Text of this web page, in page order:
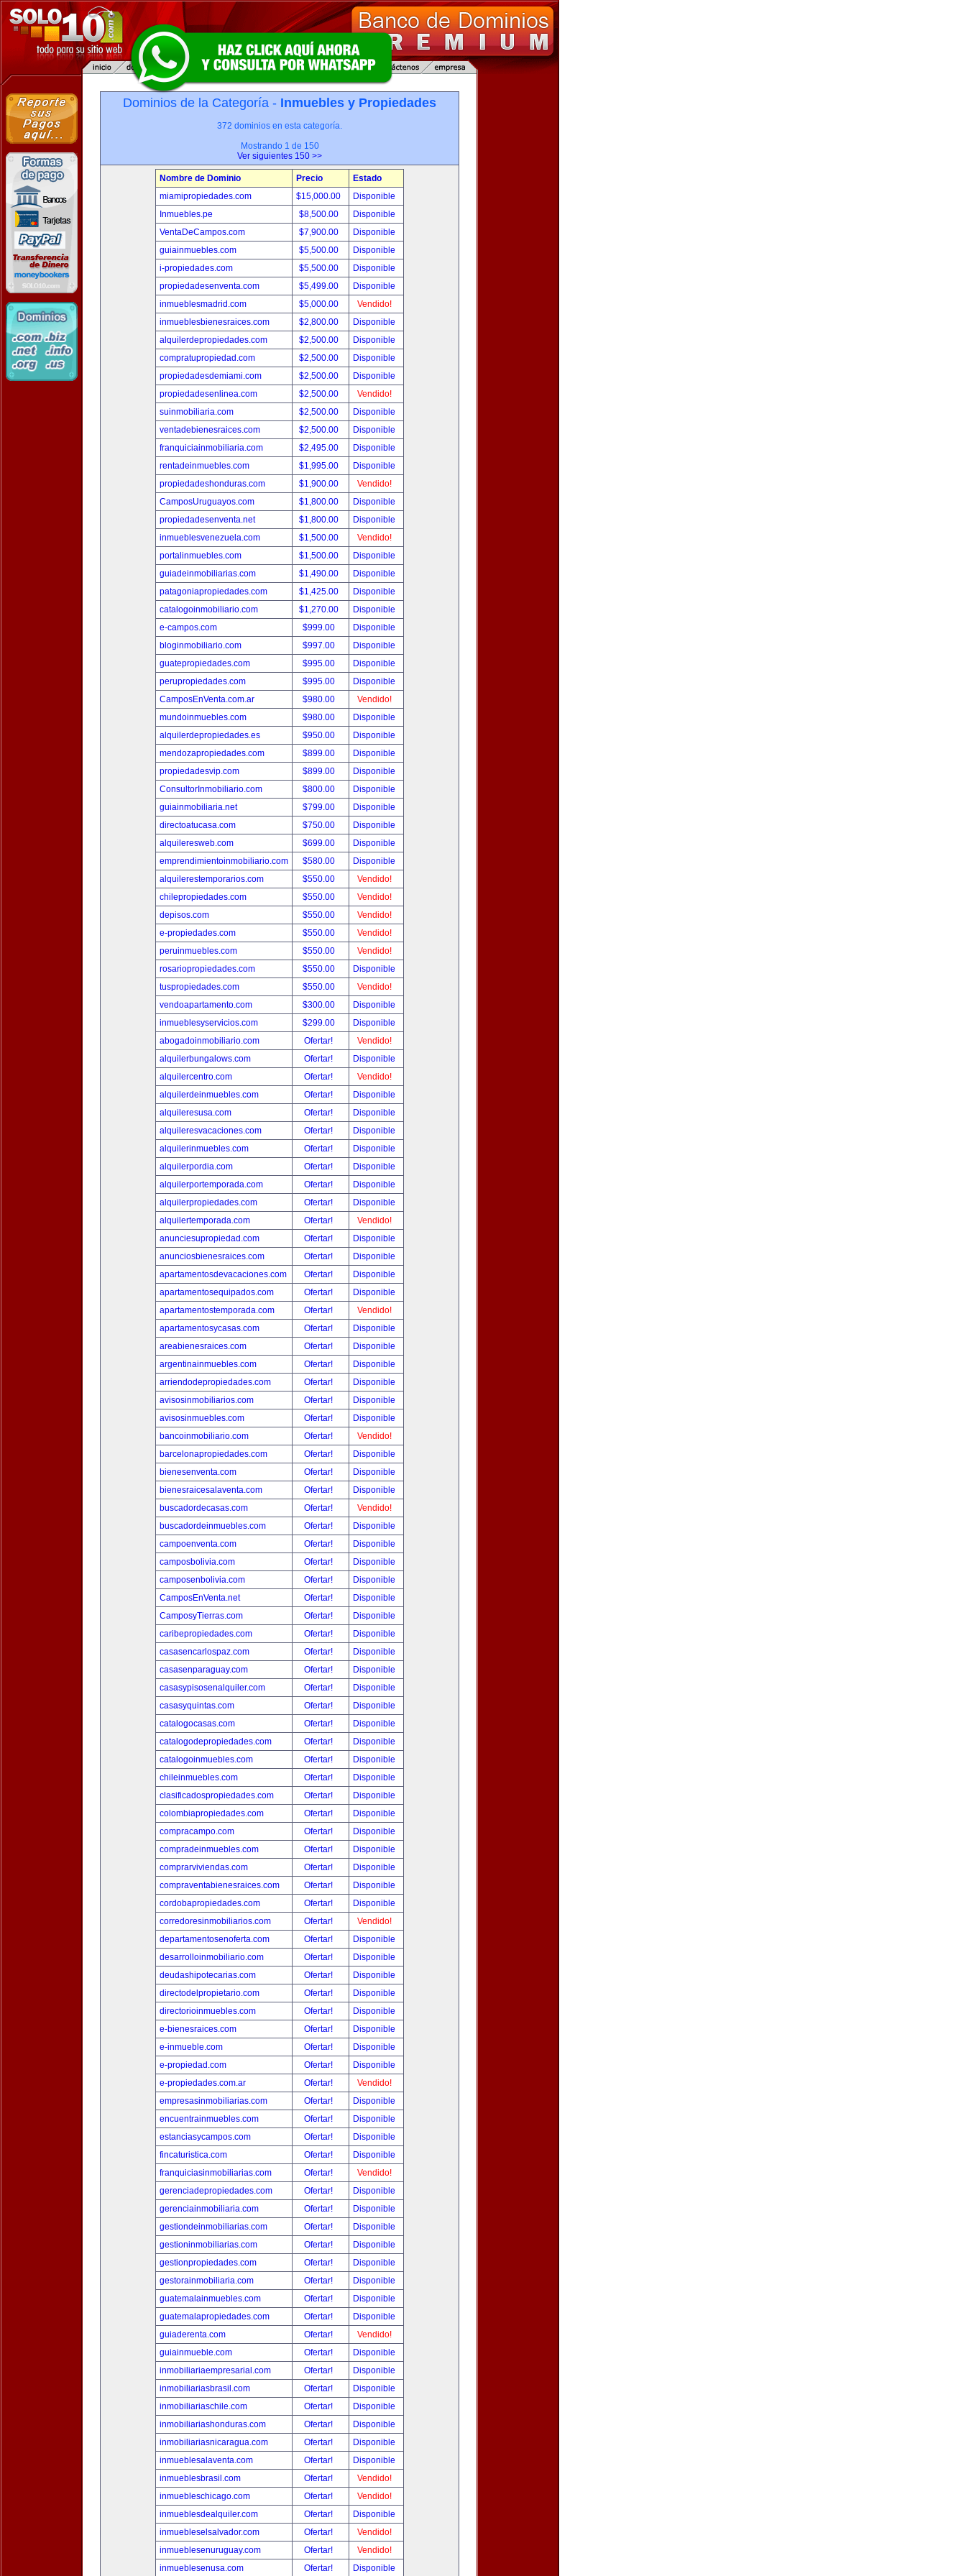
Dominios de la Categoría - Inmuebles y Propiedades
372 dominios en esta categoría.
Mostrando 1 de 150
Ver siguientes 150 >>
Nombre de Dominio Precio
Estado
miamipropiedades.com
$15,000.00
Disponible
Inmuebles.pe
$8,500.00
Disponible
VentaDeCampos.com
$7,900.00
Disponible
guiainmuebles.com
$5,500.00
Disponible
i-propiedades.com
$5,500.00
Disponible
propiedadesenventa.com
$5,499.00
Disponible
inmueblesmadrid.com
$5,000.00
Vendido!
inmueblesbienesraices.com
$2,800.00
Disponible
alquilerdepropiedades.com
$2,500.00
Disponible
compratupropiedad.com
$2,500.00
Disponible
propiedadesdemiami.com
$2,500.00
Disponible
propiedadesenlinea.com
$2,500.00
Vendido!
suinmobiliaria.com
$2,500.00
Disponible
ventadebienesraices.com
$2,500.00
Disponible
franquiciainmobiliaria.com
$2,495.00
Disponible
rentadeinmuebles.com
$1,995.00
Disponible
propiedadeshonduras.com
$1,900.00
Vendido!
CamposUruguayos.com
$1,800.00
Disponible
propiedadesenventa.net
$1,800.00
Disponible
inmueblesvenezuela.com
$1,500.00
Vendido!
portalinmuebles.com
$1,500.00
Disponible
guiadeinmobiliarias.com
$1,490.00
Disponible
patagoniapropiedades.com
$1,425.00
Disponible
catalogoinmobiliario.com
$1,270.00
Disponible
e-campos.com
$999.00
Disponible
bloginmobiliario.com
$997.00
Disponible
guatepropiedades.com
$995.00
Disponible
perupropiedades.com
$995.00
Disponible
CamposEnVenta.com.ar
$980.00
Vendido!
mundoinmuebles.com
$980.00
Disponible
alquilerdepropiedades.es
$950.00
Disponible
mendozapropiedades.com
$899.00
Disponible
propiedadesvip.com
$899.00
Disponible
ConsultorInmobiliario.com
$800.00
Disponible
guiainmobiliaria.net
$799.00
Disponible
directoatucasa.com
$750.00
Disponible
alquileresweb.com
$699.00
Disponible
emprendimientoinmobiliario.com
$580.00
Disponible
alquilerestemporarios.com
$550.00
Vendido!
chilepropiedades.com
$550.00
Vendido!
depisos.com
$550.00
Vendido!
e-propiedades.com
$550.00
Vendido!
peruinmuebles.com
$550.00
Vendido!
rosariopropiedades.com
$550.00
Disponible
tuspropiedades.com
$550.00
Vendido!
vendoapartamento.com
$300.00
Disponible
inmueblesyservicios.com
$299.00
Disponible
abogadoinmobiliario.com
Ofertar!
Vendido!
alquilerbungalows.com
Ofertar!
Disponible
alquilercentro.com
Ofertar!
Vendido!
alquilerdeinmuebles.com
Ofertar!
Disponible
alquileresusa.com
Ofertar!
Disponible
alquileresvacaciones.com
Ofertar!
Disponible
alquilerinmuebles.com
Ofertar!
Disponible
alquilerpordia.com
Ofertar!
Disponible
alquilerportemporada.com
Ofertar!
Disponible
alquilerpropiedades.com
Ofertar!
Disponible
alquilertemporada.com
Ofertar!
Vendido!
anunciesupropiedad.com
Ofertar!
Disponible
anunciosbienesraices.com
Ofertar!
Disponible
apartamentosdevacaciones.com
Ofertar!
Disponible
apartamentosequipados.com
Ofertar!
Disponible
apartamentostemporada.com
Ofertar!
Vendido!
apartamentosycasas.com
Ofertar!
Disponible
areabienesraices.com
Ofertar!
Disponible
argentinainmuebles.com
Ofertar!
Disponible
arriendodepropiedades.com
Ofertar!
Disponible
avisosinmobiliarios.com
Ofertar!
Disponible
avisosinmuebles.com
Ofertar!
Disponible
bancoinmobiliario.com
Ofertar!
Vendido!
barcelonapropiedades.com
Ofertar!
Disponible
bienesenventa.com
Ofertar!
Disponible
bienesraicesalaventa.com
Ofertar!
Disponible
buscadordecasas.com
Ofertar!
Vendido!
buscadordeinmuebles.com
Ofertar!
Disponible
campoenventa.com
Ofertar!
Disponible
camposbolivia.com
Ofertar!
Disponible
camposenbolivia.com
Ofertar!
Disponible
CamposEnVenta.net
Ofertar!
Disponible
CamposyTierras.com
Ofertar!
Disponible
caribepropiedades.com
Ofertar!
Disponible
casasencarlospaz.com
Ofertar!
Disponible
casasenparaguay.com
Ofertar!
Disponible
casasypisosenalquiler.com
Ofertar!
Disponible
casasyquintas.com
Ofertar!
Disponible
catalogocasas.com
Ofertar!
Disponible
catalogodepropiedades.com
Ofertar!
Disponible
catalogoinmuebles.com
Ofertar!
Disponible
chileinmuebles.com
Ofertar!
Disponible
clasificadospropiedades.com
Ofertar!
Disponible
colombiapropiedades.com
Ofertar!
Disponible
compracampo.com
Ofertar!
Disponible
compradeinmuebles.com
Ofertar!
Disponible
comprarviviendas.com
Ofertar!
Disponible
compraventabienesraices.com
Ofertar!
Disponible
cordobapropiedades.com
Ofertar!
Disponible
corredoresinmobiliarios.com
Ofertar!
Vendido!
departamentosenoferta.com
Ofertar!
Disponible
desarrolloinmobiliario.com
Ofertar!
Disponible
deudashipotecarias.com
Ofertar!
Disponible
directodelpropietario.com
Ofertar!
Disponible
directorioinmuebles.com
Ofertar!
Disponible
e-bienesraices.com
Ofertar!
Disponible
e-inmueble.com
Ofertar!
Disponible
e-propiedad.com
Ofertar!
Disponible
e-propiedades.com.ar
Ofertar!
Vendido!
empresasinmobiliarias.com
Ofertar!
Disponible
encuentrainmuebles.com
Ofertar!
Disponible
estanciasycampos.com
Ofertar!
Disponible
fincaturistica.com
Ofertar!
Disponible
franquiciasinmobiliarias.com
Ofertar!
Vendido!
gerenciadepropiedades.com
Ofertar!
Disponible
gerenciainmobiliaria.com
Ofertar!
Disponible
gestiondeinmobiliarias.com
Ofertar!
Disponible
gestioninmobiliarias.com
Ofertar!
Disponible
gestionpropiedades.com
Ofertar!
Disponible
gestorainmobiliaria.com
Ofertar!
Disponible
guatemalainmuebles.com
Ofertar!
Disponible
guatemalapropiedades.com
Ofertar!
Disponible
guiaderenta.com
Ofertar!
Vendido!
guiainmueble.com
Ofertar!
Disponible
inmobiliariaempresarial.com
Ofertar!
Disponible
inmobiliariasbrasil.com
Ofertar!
Disponible
inmobiliariaschile.com
Ofertar!
Disponible
inmobiliariashonduras.com
Ofertar!
Disponible
inmobiliariasnicaragua.com
Ofertar!
Disponible
inmueblesalaventa.com
Ofertar!
Disponible
inmueblesbrasil.com
Ofertar!
Vendido!
inmuebleschicago.com
Ofertar!
Vendido!
inmueblesdealquiler.com
Ofertar!
Disponible
inmuebleselsalvador.com
Ofertar!
Vendido!
inmueblesenuruguay.com
Ofertar!
Vendido!
inmueblesenusa.com
Ofertar! Disponible